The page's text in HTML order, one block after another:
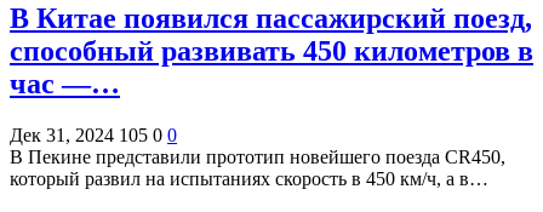
В Китае появился пассажирский поезд,
способный развивать 450 километров в
час —…
Дек 31, 2024 105 0 0
В Пекине представили прототип новейшего поезда CR450,
который развил на испытаниях скорость в 450 км/ч, а в…